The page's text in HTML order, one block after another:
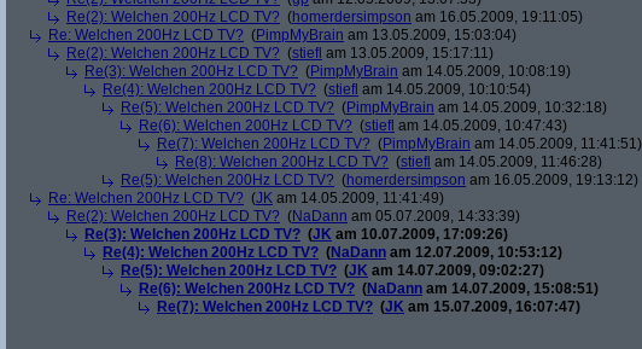
Re(2): Welchen 200Hz LCD TV? (homerdersimpson am 16.05.2009, 19:11:05)
Re: Welchen 200Hz LCD TV? (PimpMyBrain am 13.05.2009, 15:03:04)
Re(2): Welchen 200Hz LCD TV? (stiefl am 13.05.2009, 15:17:11)
Re(3): Welchen 200Hz LCD TV? (PimpMyBrain am 14.05.2009, 10:08:19)
Re(4): Welchen 200Hz LCD TV? (stiefl am 14.05.2009, 10:10:54)
Re(5): Welchen 200Hz LCD TV? (PimpMyBrain am 14.05.2009, 10:32:18)
Re(6): Welchen 200Hz LCD TV? (stiefl am 14.05.2009, 10:47:43)
Re(7): Welchen 200Hz LCD TV? (PimpMyBrain am 14.05.2009, 11:41:51)
Re(8): Welchen 200Hz LCD TV? (stiefl am 14.05.2009, 11:46:28)
Re(5): Welchen 200Hz LCD TV? (homerdersimpson am 16.05.2009, 19:13:12)
Re: Welchen 200Hz LCD TV? (JK am 14.05.2009, 11:41:49)
Re(2): Welchen 200Hz LCD TV? (NaDann am 05.07.2009, 14:33:39)
Re(3): Welchen 200Hz LCD TV? (JK am 10.07.2009, 17:09:26)
Re(4): Welchen 200Hz LCD TV? (NaDann am 12.07.2009, 10:53:12)
Re(5): Welchen 200Hz LCD TV? (JK am 14.07.2009, 09:02:27)
Re(6): Welchen 200Hz LCD TV? (NaDann am 14.07.2009, 15:08:51)
Re(7): Welchen 200Hz LCD TV? (JK am 15.07.2009, 16:07:47)